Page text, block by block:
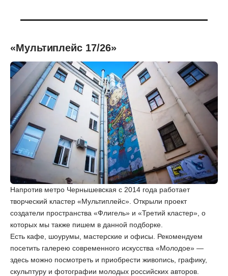
«Мультиплейс 17/26»
Напротив метро Чернышевская с 2014 года работает
творческий кластер «Мультиплейс». Открыли проект
создатели пространства «Флигель» и «Третий кластер», о
которых мы также пишем в данной подборке.
Есть кафе, шоурумы, мастерские и офисы. Рекомендуем
посетить галерею современного искусства «Молодое» —
здесь можно посмотреть и приобрести живопись, графику,
скульптуру и фотографии молодых российских авторов.